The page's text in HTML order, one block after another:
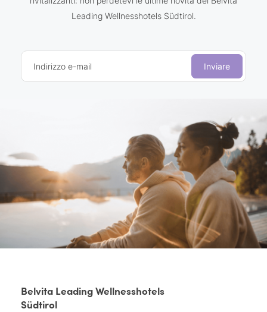
Leading Wellnesshotels Südtirol.
Indirizzo e-mail Inviare
Belvita Leading Wellnesshotels
Südtirol